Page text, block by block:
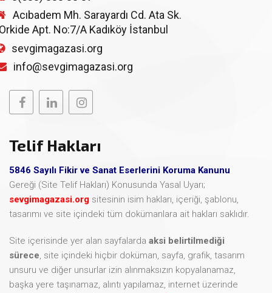
Acıbadem Mh. Sarayardı Cd. Ata Sk.
Apt. No:7/A Kadıköy İstanbul
sevgimagazasi.org
info@sevgimagazasi.org
Telif Hakları
5846 Sayılı Fikir ve Sanat Eserlerini Koruma Kanunu
Gereği (Site Telif Hakları) Konusunda Yasal Uyarı;
sevgimagazasi.org sitesinin isim hakları, içeriği, şablonu,
tasarımı ve site içindeki tüm dokümanlara ait hakları saklıdır.
Site içerisinde yer alan sayfalarda aksi belirtilmediği
sürece, site içindeki hiçbir doküman, sayfa, grafik, tasarım
unsuru ve diğer unsurlar izin alınmaksızın kopyalanamaz,
başka yere taşınamaz, alıntı yapılamaz, internet üzerinde